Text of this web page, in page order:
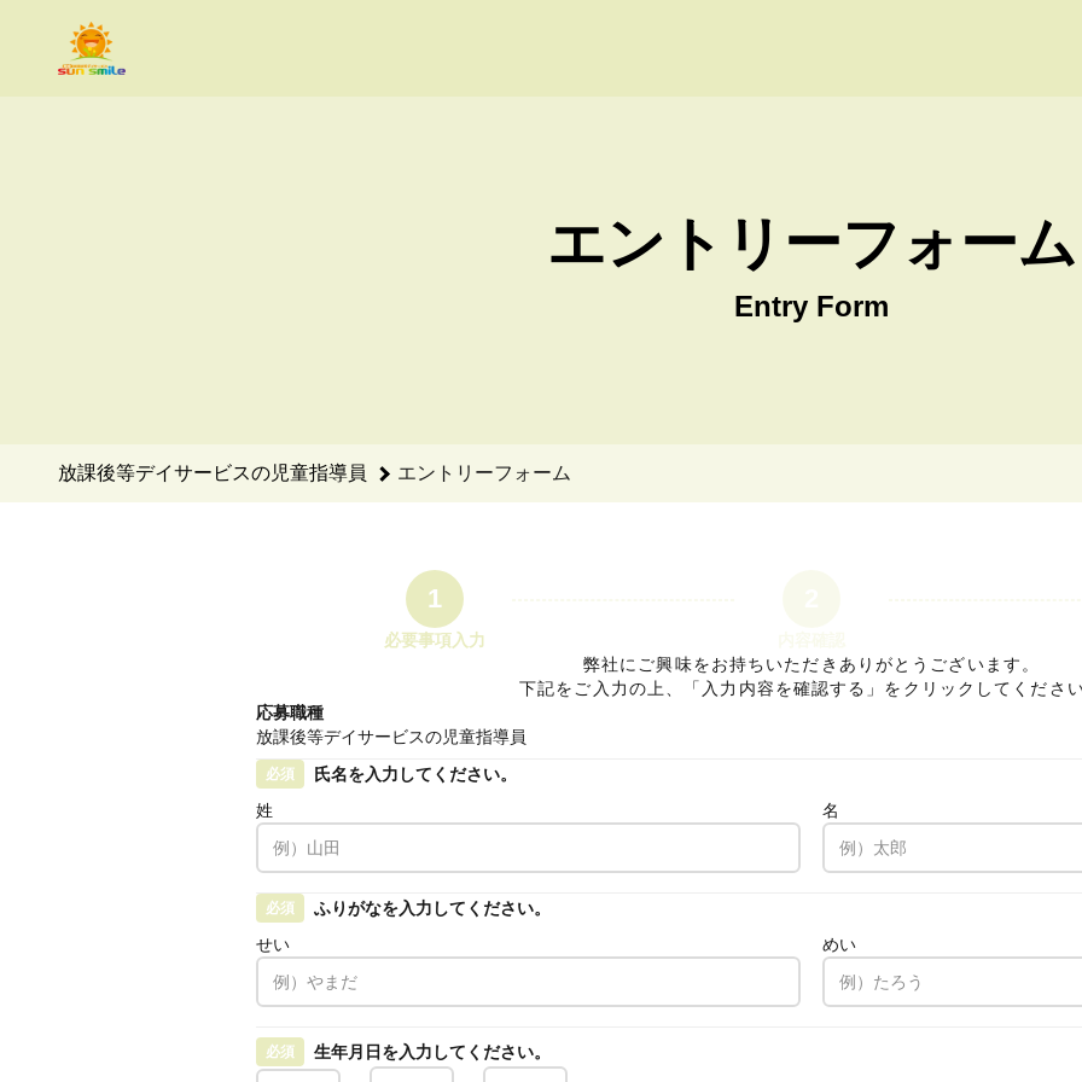
エントリーフォーム
Entry Form
放課後等デイサービスの児童指導員 エントリーフォーム
1
必要事項入力
弊社にご興味をお持ちいただきありがとうございます。
下記をご入力の上、「入力内容を確認する」をクリックしてください
応募職種
放課後等デイサービスの児童指導員
必須
氏名を入力してください。
姓
名
必須
ふりがなを入力してください。
せい
めい
必須 生年月日を入力してください。